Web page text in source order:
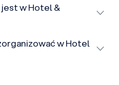
w Hotel &
w Hotel